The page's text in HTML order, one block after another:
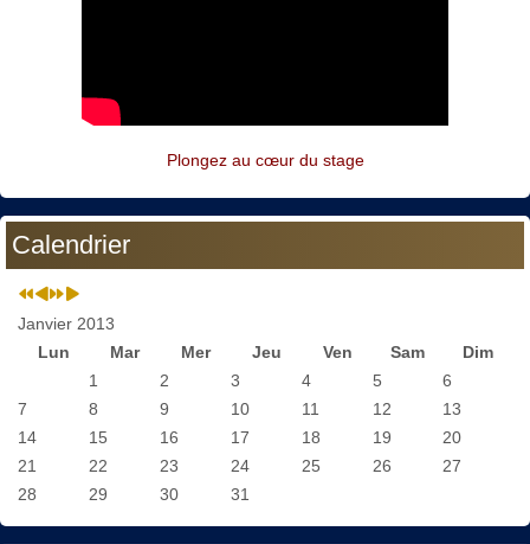
Plongez au cœur du stage
Calendrier
Janvier 2013
Lun
Mar Mer Jeu Ven Sam
Dim
1
2 3 4 5
6
7
8 9 10 11 12
13
14
15 16 17 18 19
20
21
22 23 24 25 26
27
28
29 30 31